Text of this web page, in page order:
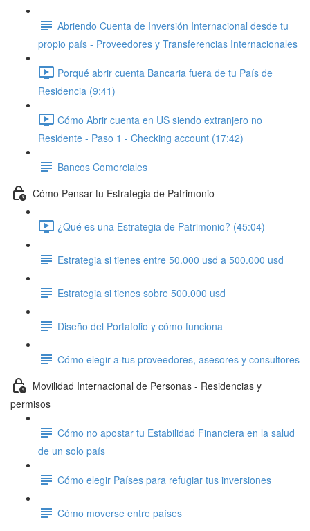
Abriendo Cuenta de Inversión Internacional desde tu
propio país - Proveedores y Transferencias Internacionales
Porqué abrir cuenta Bancaria fuera de tu País de
Residencia (9:41)
Cómo Abrir cuenta en US siendo extranjero no
Residente - Paso 1 - Checking account (17:42)
Bancos Comerciales
Cómo Pensar tu Estrategia de Patrimonio
¿Qué es una Estrategia de Patrimonio? (45:04)
Estrategia si tienes entre 50.000 usd a 500.000 usd
Estrategia si tienes sobre 500.000 usd
Diseño del Portafolio y cómo funciona
Cómo elegir a tus proveedores, asesores y consultores
Movilidad Internacional de Personas - Residencias y
permisos
Cómo no apostar tu Estabilidad Financiera en la salud
de un solo país
Cómo elegir Países para refugiar tus inversiones
Cómo moverse entre países